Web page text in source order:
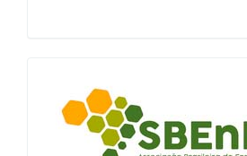
blocologosbenbio